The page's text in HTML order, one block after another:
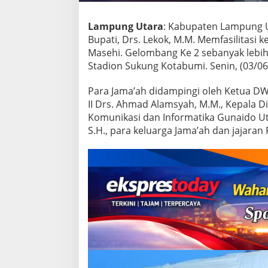
0
a
m
a
'
a
C
a
l
o
n
j
i
G
e
l
o
m
b
a
n
Lampung Utara: Kabupaten Lampung
Bupati, Drs. Lekok, M.M. Memfasilitasi
Masehi. Gelombang Ke 2 sebanyak
Stadion Sukung Kotabumi. Senin, (03/
Para Jama’ah didampingi oleh Ketua
II Drs. Ahmad Alamsyah, M.M., Kepala
Komunikasi dan Informatika Gunaido
S.H., para keluarga Jama’ah dan